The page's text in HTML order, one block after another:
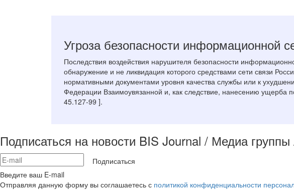
Угроза безопасности информационной
Последствия воздействия нарушителя безопасности
обнаружение и не ликвидация которого средствами сети связи
нормативными документами уровня качества службы или к
Федерации Взаимоувязанной и, как следствие, нанесению ущерба
45.127-99 ].
Подписаться на новости BIS Journal / Медиа группы
Подписаться
Введите ваш E-mail
Отправляя данную форму вы соглашаетесь с политикой конфиденциальности